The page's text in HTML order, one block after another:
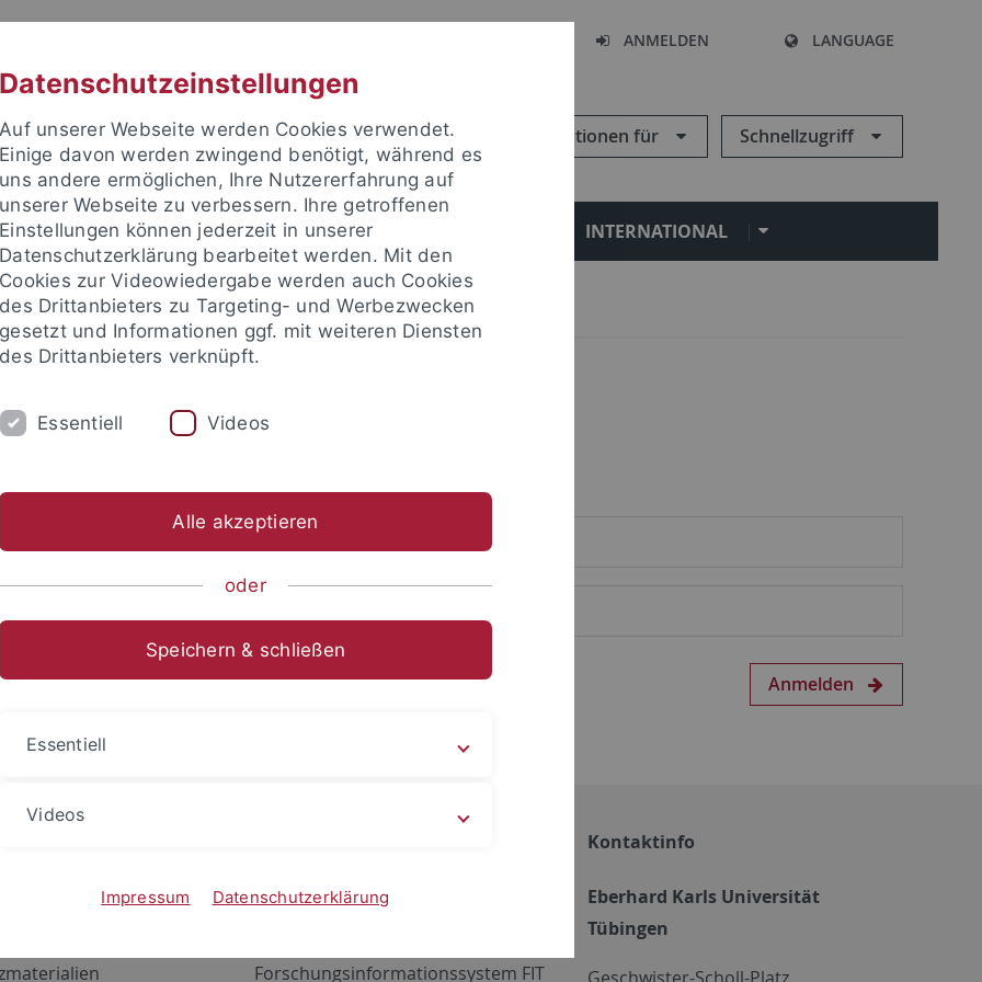
ANMELDEN LANGUAGE
Informationen für Schnellzugriff
FORSCHUNG EINRICHTUNGEN INTERNATIONAL
um sich anzumelden:
Anmelden
Netzwerk
ALMA
Forschungsinformationssystem FIT
Kontaktinfo
Eberhard Karls Universität
Tübingen
Datenschutzeinstellungen
Auf unserer Webseite werden Cookies verwendet.
Einige davon werden zwingend benötigt, während es
uns andere ermöglichen, Ihre Nutzererfahrung auf
unserer Webseite zu verbessern. Ihre getroffenen
Einstellungen können jederzeit in unserer
Datenschutzerklärung bearbeitet werden. Mit den
Cookies zur Videowiedergabe werden auch Cookies
des Drittanbieters zu Targeting- und Werbezwecken
gesetzt und Informationen ggf. mit weiteren Diensten
des Drittanbieters verknüpft.
Essentiell Videos
Alle akzeptieren
oder
Speichern & schließen
Essentiell
Videos
Impressum Datenschutzerklärung